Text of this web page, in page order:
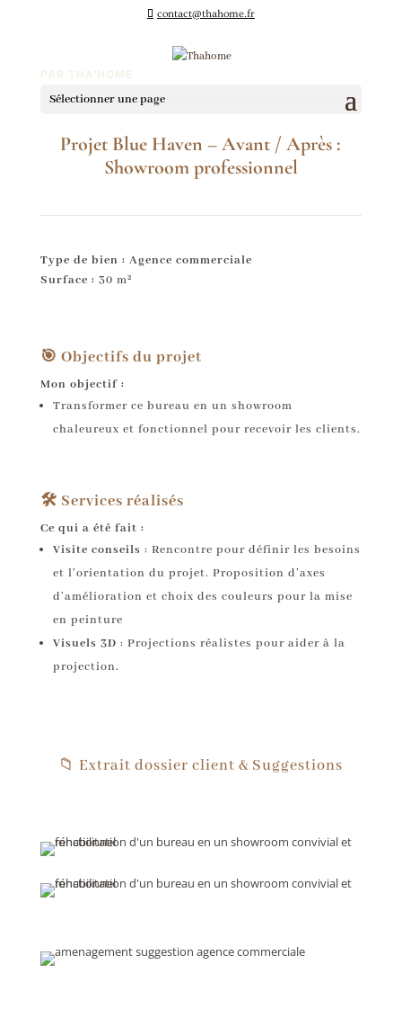
contact@thahome.fr
Sélectionner une page
PAR THA'HOME
Projet Blue Haven – Avant / Après :
Showroom professionnel
Type de bien : Agence commerciale
Surface : 30 m²
🎯 Objectifs du projet
Mon objectif :
Transformer ce bureau en un showroom
chaleureux et fonctionnel pour recevoir les clients.
🛠️ Services réalisés
Ce qui a été fait :
Visite conseils : Rencontre pour définir les besoins
et l’orientation du projet. Proposition d’axes
d’amélioration et choix des couleurs pour la mise
en peinture
Visuels 3D : Projections réalistes pour aider à la
projection.
📁 Extrait dossier client & Suggestions